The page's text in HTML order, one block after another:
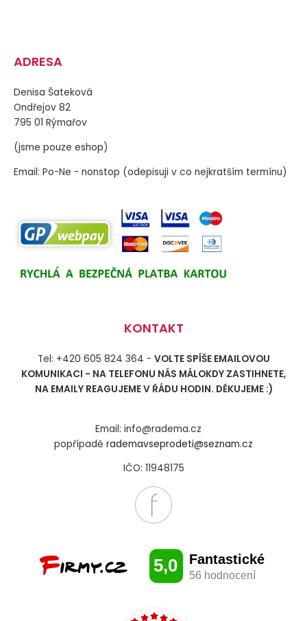
ADRESA
Denisa Šateková
Ondřejov 82
795 01 Rýmařov
(jsme pouze eshop)
Email: Po-Ne - nonstop (odepisuji v co nejkratším termínu)
KONTAKT
Tel: +420 605 824 364 - VOLTE SPÍŠE EMAILOVOU
KOMUNIKACI - NA TELEFONU NÁS MÁLOKDY ZASTIHNETE,
NA EMAILY REAGUJEME V ŘÁDU HODIN. DĚKUJEME :)
Email: info@radema.cz
popřípadě rademavseprodeti@seznam.cz
IČO: 11948175